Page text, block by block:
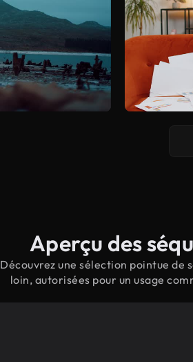
Aperçu des
Découvrez une sélection pointue de
loin, autorisées pour un usage